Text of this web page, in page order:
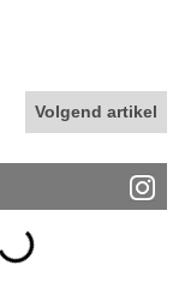
Volgend artikel